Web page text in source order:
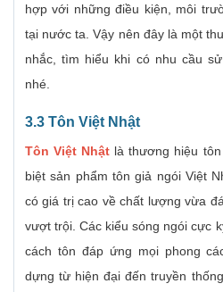
hợp với những điều kiện, môi
tại nước ta. Vậy nên đây là một
nhắc, tìm hiểu khi có nhu cầu
nhé.
3.3 Tôn Việt Nhật
Tôn Việt Nhật là thương hiệu
biệt sản phẩm tôn giả ngói Việt
có giá trị cao về chất lượng vừa
vượt trội. Các kiểu sóng ngói cực
cách tôn đáp ứng mọi phong
dựng từ hiện đại đến truyền